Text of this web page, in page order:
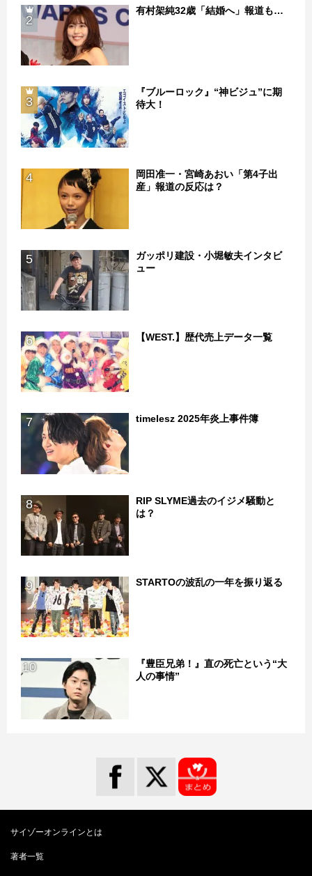
2
有村架純32歳「結婚へ」報道も…
3
『ブルーロック』“神ビジュ”に期
待大！
4
岡田准一・宮崎あおい「第4子出
産」報道の反応は？
5
ガッポリ建設・小堀敏夫インタビ
ュー
6 【WEST.】歴代売上データ一覧
7 timelesz 2025年炎上事件簿
8
RIP SLYME過去のイジメ騒動と
は？
9 STARTOの波乱の一年を振り返る
10
『豊臣兄弟！』直の死亡という“大
人の事情”
サイゾーオンラインとは
著者一覧